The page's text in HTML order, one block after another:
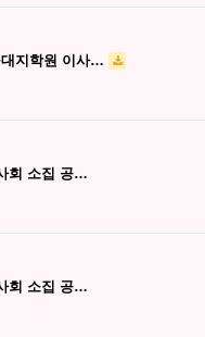
대지학원 이사…
회 소집 공…
회 소집 공…